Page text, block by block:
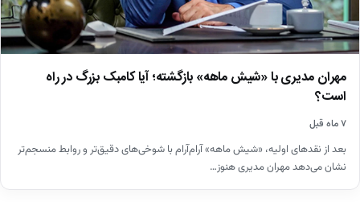
مهران مدیری با «شیش ماهه» بازگشته؛ آیا کامبک بزرگ در راه
است؟
۷ ماه قبل
بعد از نقدهای اولیه، «شیش ماهه» آرام‌آرام با شوخی‌های دقیق‌تر و روابط منسجم‌تر
نشان می‌دهد مهران مدیری هنوز…